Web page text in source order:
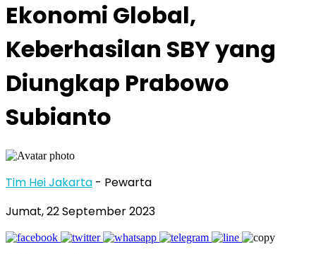
Ekonomi Global,
Keberhasilan SBY yang
Diungkap Prabowo
Subianto
Tim Hei Jakarta - Pewarta
Jumat, 22 September 2023